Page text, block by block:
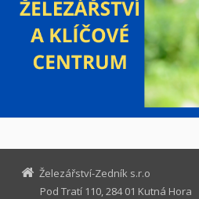
Železářství-Zedník s.r.o
Pod Tratí 110, 284 01 Kutná Hora